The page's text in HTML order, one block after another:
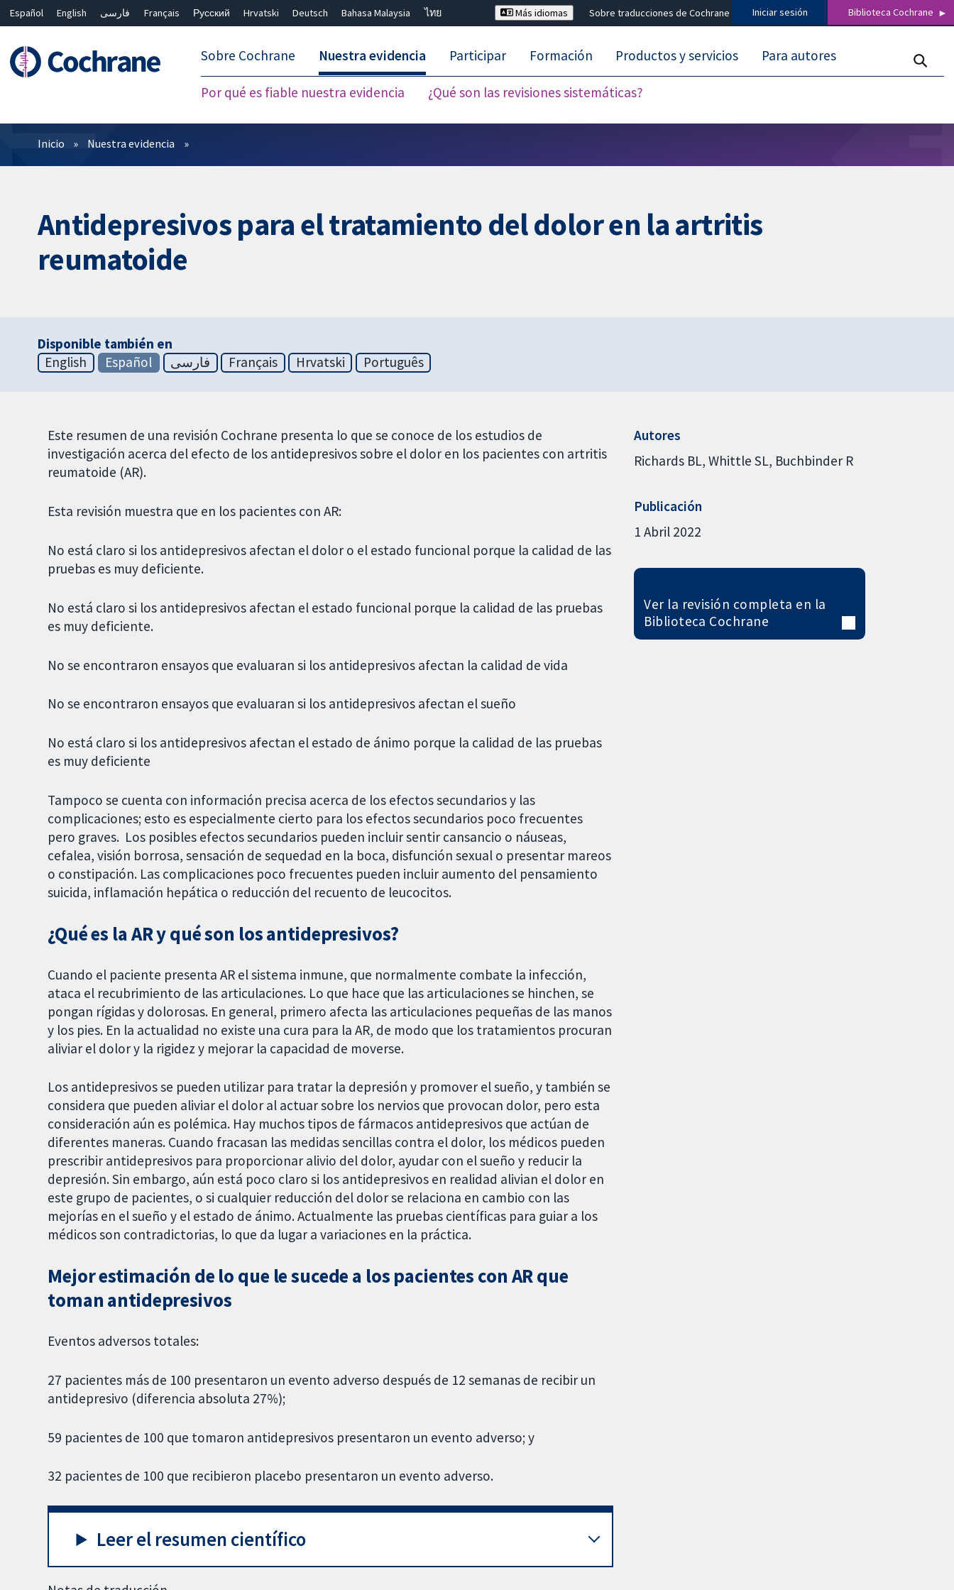
Español English فارسی Français Русский Hrvatski Deutsch Bahasa Malaysia
ไทย
Más idiomas Sobre traducciones de Cochrane Iniciar sesión Biblioteca Cochrane
Sobre Cochrane Nuestra evidencia
Por qué es fiable nuestra evidencia ¿Qué son las revisiones sistemáticas?
Participar Formación Productos y servicios Para autores
Filtros
Inicio Nuestra evidencia
Antidepresivos para el tratamiento del dolor en la artritis
reumatoide
Disponible también en
English
Español فارسی Français Hrvatski Português
Este resumen de una revisión Cochrane presenta lo que se conoce de los estudios de
investigación acerca del efecto de los antidepresivos sobre el dolor en los pacientes con artritis
reumatoide (AR).
Esta revisión muestra que en los pacientes con AR:
No está claro si los antidepresivos afectan el dolor o el estado funcional porque la calidad de las
pruebas es muy deficiente.
No está claro si los antidepresivos afectan el estado funcional porque la calidad de las pruebas
es muy deficiente.
No se encontraron ensayos que evaluaran si los antidepresivos afectan la calidad de vida
No se encontraron ensayos que evaluaran si los antidepresivos afectan el sueño
No está claro si los antidepresivos afectan el estado de ánimo porque la calidad de las pruebas
es muy deficiente
Tampoco se cuenta con información precisa acerca de los efectos secundarios y las
complicaciones; esto es especialmente cierto para los efectos secundarios poco frecuentes
pero graves. Los posibles efectos secundarios pueden incluir sentir cansancio o náuseas,
cefalea, visión borrosa, sensación de sequedad en la boca, disfunción sexual o presentar mareos
o constipación. Las complicaciones poco frecuentes pueden incluir aumento del pensamiento
suicida, inflamación hepática o reducción del recuento de leucocitos.
¿Qué es la AR y qué son los antidepresivos?
Cuando el paciente presenta AR el sistema inmune, que normalmente combate la infección,
ataca el recubrimiento de las articulaciones. Lo que hace que las articulaciones se hinchen, se
pongan rígidas y dolorosas. En general, primero afecta las articulaciones pequeñas de las manos
y los pies. En la actualidad no existe una cura para la AR, de modo que los tratamientos procuran
aliviar el dolor y la rigidez y mejorar la capacidad de moverse.
Los antidepresivos se pueden utilizar para tratar la depresión y promover el sueño, y también se
considera que pueden aliviar el dolor al actuar sobre los nervios que provocan dolor, pero esta
consideración aún es polémica. Hay muchos tipos de fármacos antidepresivos que actúan de
diferentes maneras. Cuando fracasan las medidas sencillas contra el dolor, los médicos pueden
prescribir antidepresivos para proporcionar alivio del dolor, ayudar con el sueño y reducir la
depresión. Sin embargo, aún está poco claro si los antidepresivos en realidad alivian el dolor en
este grupo de pacientes, o si cualquier reducción del dolor se relaciona en cambio con las
mejorías en el sueño y el estado de ánimo. Actualmente las pruebas científicas para guiar a los
médicos son contradictorias, lo que da lugar a variaciones en la práctica.
Mejor estimación de lo que le sucede a los pacientes con AR que
toman antidepresivos
Eventos adversos totales:
27 pacientes más de 100 presentaron un evento adverso después de 12 semanas de recibir un
antidepresivo (diferencia absoluta 27%);
59 pacientes de 100 que tomaron antidepresivos presentaron un evento adverso; y
32 pacientes de 100 que recibieron placebo presentaron un evento adverso.
Leer el resumen científico
Autores
Richards BL Whittle SL Buchbinder R
Publicación
1 Abril 2022
Ver la revisión completa en la
Biblioteca Cochrane